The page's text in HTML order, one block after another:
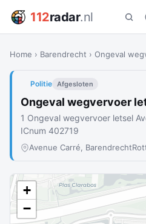
112radar.nl
Home › Barendrecht › Ongeval
Politie Afgesloten
Ongeval wegvervoer
1 Ongeval wegvervoer letsel
ICnum 402719
Avenue Carré, Barendrecht
+
−